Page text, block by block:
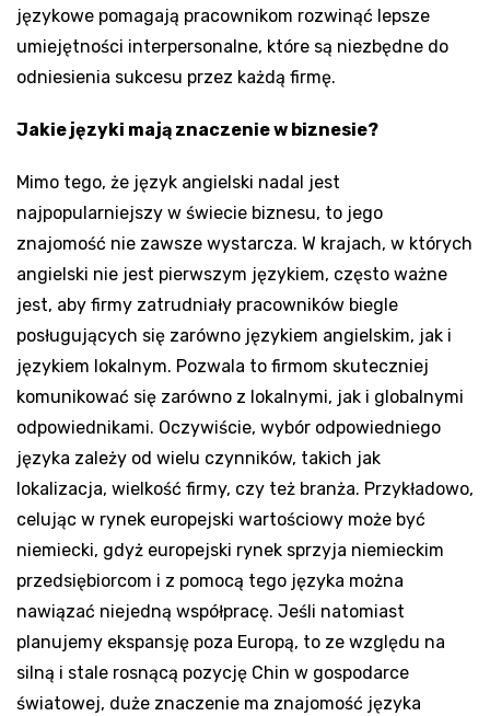
językowe pomagają pracownikom rozwinąć lepsze
umiejętności interpersonalne, które są niezbędne do
odniesienia sukcesu przez każdą firmę.
Jakie języki mają znaczenie w biznesie?
Mimo tego, że język angielski nadal jest
najpopularniejszy w świecie biznesu, to jego
znajomość nie zawsze wystarcza. W krajach, w których
angielski nie jest pierwszym językiem, często ważne
jest, aby firmy zatrudniały pracowników biegle
posługujących się zarówno językiem angielskim, jak i
językiem lokalnym. Pozwala to firmom skuteczniej
komunikować się zarówno z lokalnymi, jak i globalnymi
odpowiednikami. Oczywiście, wybór odpowiedniego
języka zależy od wielu czynników, takich jak
lokalizacja, wielkość firmy, czy też branża. Przykładowo,
celując w rynek europejski wartościowy może być
niemiecki, gdyż europejski rynek sprzyja niemieckim
przedsiębiorcom i z pomocą tego języka można
nawiązać niejedną współpracę. Jeśli natomiast
planujemy ekspansję poza Europą, to ze względu na
silną i stale rosnącą pozycję Chin w gospodarce
światowej, duże znaczenie ma znajomość języka